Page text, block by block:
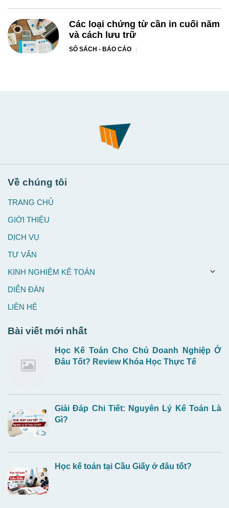
Các loại chứng từ cần in cuối năm
và cách lưu trữ
SỔ SÁCH - BÁO CÁO
Về chúng tôi
TRANG CHỦ
GIỚI THIỆU
DỊCH VỤ
TƯ VẤN
KINH NGHIỆM KẾ TOÁN
DIỄN ĐÀN
LIÊN HỆ
Bài viết mới nhất
Học Kế Toán Cho Chủ Doanh Nghiệp Ở
Đâu Tốt? Review Khóa Học Thực Tế
Giải Đáp Chi Tiết: Nguyên Lý Kế Toán Là
Gì?
Học kế toán tại Cầu Giấy ở đâu tốt?